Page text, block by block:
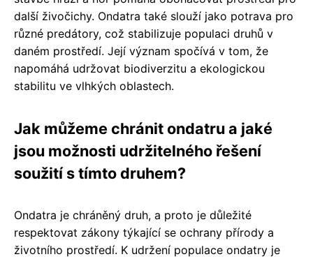
další živočichy. Ondatra také slouží jako potrava pro
různé predátory, což stabilizuje populaci druhů v
daném prostředí. Její význam spočívá v tom, že
napomáhá udržovat biodiverzitu a ekologickou
stabilitu ve vlhkých oblastech.
Jak můžeme chránit ondatru a jaké
jsou možnosti udržitelného řešení
soužití s tímto druhem?
Ondatra je chráněný druh, a proto je důležité
respektovat zákony týkající se ochrany přírody a
životního prostředí. K udržení populace ondatry je